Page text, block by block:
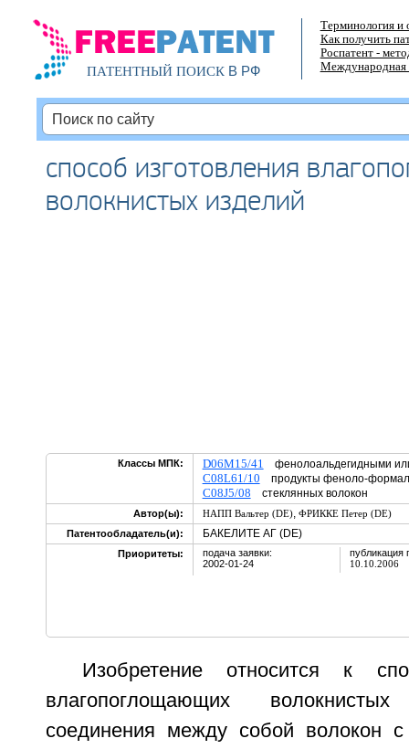
ПАТЕНТНЫЙ ПОИСКВ РФ
Терминология и
Как получить
Роспатент -
Международная
способ изготовления
волокнистых изделий
Классы МПК: D06M15/41 фенолоальдегидными
C08L61/10 продукты феноло-
C08J5/08 стеклянных волокон
Автор(ы): НАПП Вальтер (DE), ФРИККЕ Петер (DE)
Патентообладатель(и):
БАКЕЛИТЕ АГ (DE)
Приоритеты:
подача заявки:
2002-01-24
публикация
10.10.2006
Изобретение относится к
влагопоглощающих
соединения между собой волокон